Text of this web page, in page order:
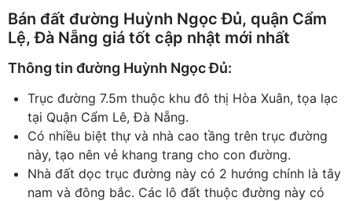
Bán đất đường Huỳnh Ngọc Đủ, quận Cẩm
Lệ, Đà Nẵng giá tốt cập nhật mới nhất
Thông tin đường Huỳnh Ngọc Đủ:
Trục đường 7.5m thuộc khu đô thị Hòa Xuân, tọa lạc
tại Quận Cẩm Lê, Đà Nẵng.
Có nhiều biệt thự và nhà cao tầng trên trục đường
này, tạo nên vẻ khang trang cho con đường.
Nhà đất dọc trục đường này có 2 hướng chính là tây
nam và đông bắc. Các lô đất thuộc đường này có